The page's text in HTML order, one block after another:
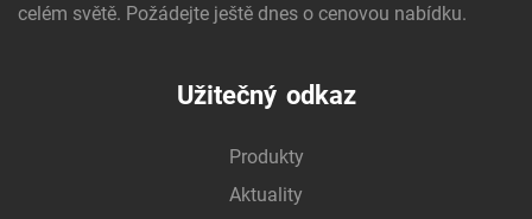
celém světě. Požádejte ještě dnes o cenovou nabídku.
Užitečný odkaz
Produkty
Aktuality